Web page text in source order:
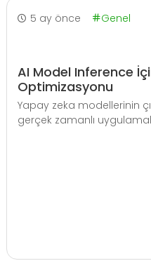
5 ay önce Genel
AI Model Inference
Optimizasyonu
Yapay zeka modellerinin
gerçek zamanlı